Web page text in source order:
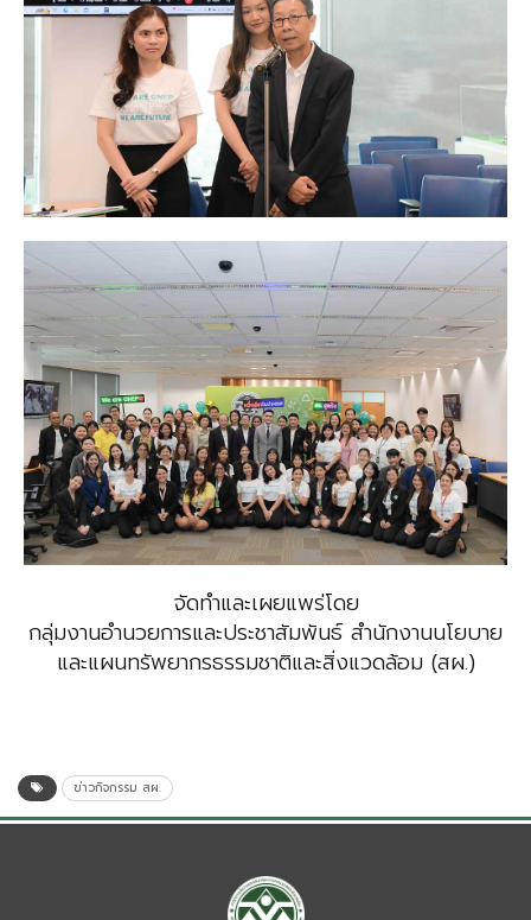
จัดทำและเผยแพร่โดย
กลุ่มงานอำนวยการและประชาสัมพันธ์ สำนักงานนโยบาย
และแผนทรัพยากรธรรมชาติและสิ่งแวดล้อม (สผ.)
ข่าวกิจกรรม สผ.